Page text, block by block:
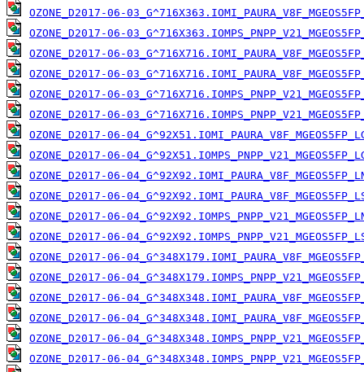
OZONE_D2017-06-
OZONE_D2017-06-
OZONE_D2017-06-
OZONE_D2017-06-
OZONE_D2017-06-
OZONE_D2017-06-
OZONE_D2017-06-
OZONE_D2017-06-
OZONE_D2017-06-
OZONE_D2017-06-
OZONE_D2017-06-
OZONE_D2017-06-
OZONE_D2017-06-
OZONE_D2017-06-
OZONE_D2017-06-
OZONE_D2017-06-
OZONE_D2017-06-
OZONE_D2017-06-